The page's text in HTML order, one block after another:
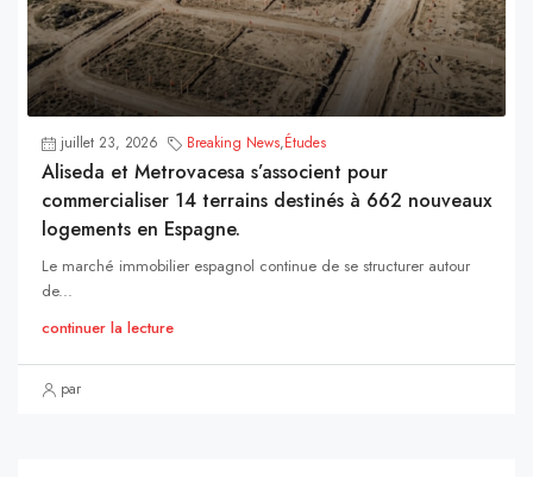
juillet 23, 2026 Breaking News,Études
Aliseda et Metrovacesa s’associent pour
commercialiser 14 terrains destinés à 662 nouveaux
logements en Espagne.
Le marché immobilier espagnol continue de se structurer autour
de...
continuer la lecture
par